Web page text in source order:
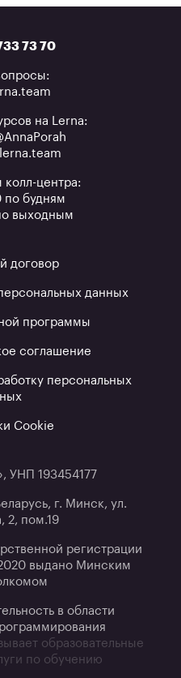
73 70
на Lerna:
центра:
будням
выходным
договор
данных
программы
соглашение
персональных
Cookie
УНП 193454177
г. Минск, ул.
2, пом.19
регистрации
выдано Минским
в области
образовательные
по обучению